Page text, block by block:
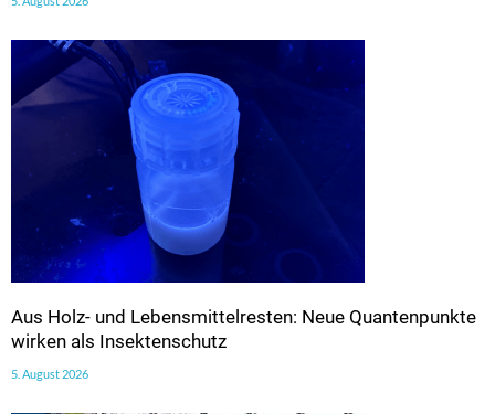
Aus Holz- und Lebensmittelresten: Neue Quantenpunkte
wirken als Insektenschutz
5. August 2026